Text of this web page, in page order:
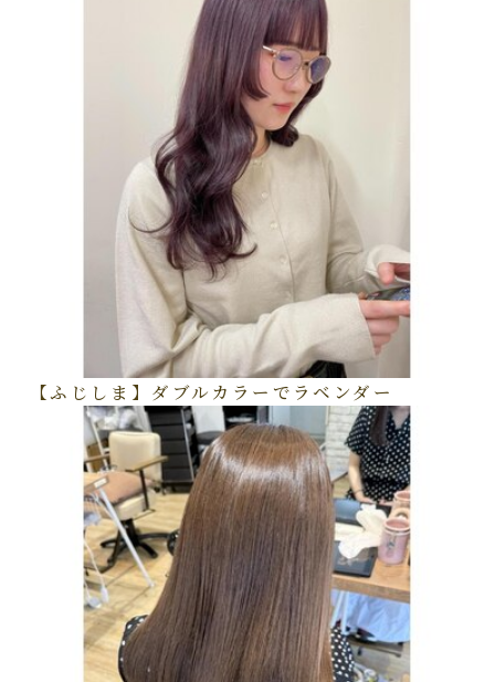
【ふじしま】ダブルカラーでラベンダー